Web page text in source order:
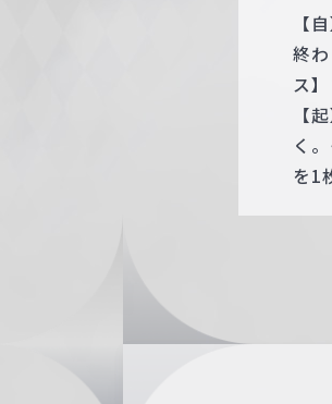
【
終
ス
【
く
を1